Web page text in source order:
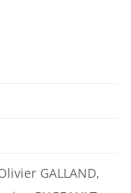
GALLAND,